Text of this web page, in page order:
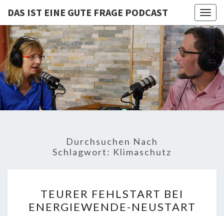
DAS IST EINE GUTE FRAGE PODCAST
DAS IST
EINE
GUTE
FRAGE
PODCAST
Von Cornelia Und
Volker
Quaschning – Der
Podcast Zur
Klimakrise Und
Energierevolution
Energiewende-
Fakten Und
Hintergründe
Durchsuchen Nach
Schlagwort: Klimaschutz
FEHLSTART
BEI
TEURER FEHLSTART BEI
ENERGIEWENDE-NEUSTART